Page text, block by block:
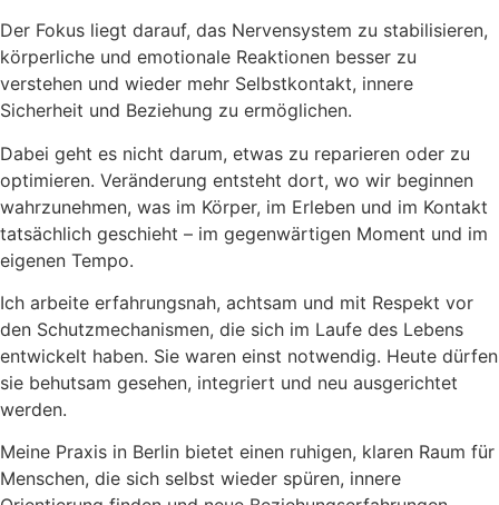
Der Fokus liegt darauf, das Nervensystem zu stabilisieren,
körperliche und emotionale Reaktionen besser zu
verstehen und wieder mehr Selbstkontakt, innere
Sicherheit und Beziehung zu ermöglichen.
Dabei geht es nicht darum, etwas zu reparieren oder zu
optimieren. Veränderung entsteht dort, wo wir beginnen
wahrzunehmen, was im Körper, im Erleben und im Kontakt
tatsächlich geschieht – im gegenwärtigen Moment und im
eigenen Tempo.
Ich arbeite erfahrungsnah, achtsam und mit Respekt vor
den Schutzmechanismen, die sich im Laufe des Lebens
entwickelt haben. Sie waren einst notwendig. Heute dürfen
sie behutsam gesehen, integriert und neu ausgerichtet
werden.
Meine Praxis in Berlin bietet einen ruhigen, klaren Raum für
Menschen, die sich selbst wieder spüren, innere